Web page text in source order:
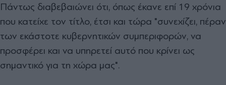
Πάντως διαβεβαιώνει ότι, όπως έκανε επί 19 χρόνια
που κατείχε τον τίτλο, έτσι και τώρα "συνεχίζει, πέραν
των εκάστοτε κυβερνητικών συμπεριφορών, να
προσφέρει και να υπηρετεί αυτό που κρίνει ως
σημαντικό για τη χώρα μας".